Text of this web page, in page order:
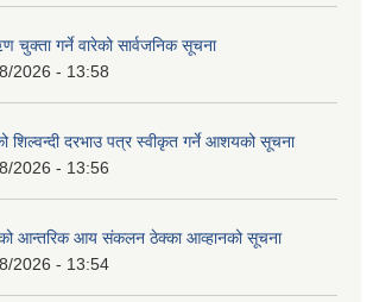
चुक्ता गर्ने वारेको सार्वजनिक सूचना
2026 - 13:58
दरभाउ पत्र स्वीकृत गर्ने आशयको सूचना
2026 - 13:56
आन्तरिक आय संकलन ठेक्का आव्हानको सूचना
2026 - 13:54